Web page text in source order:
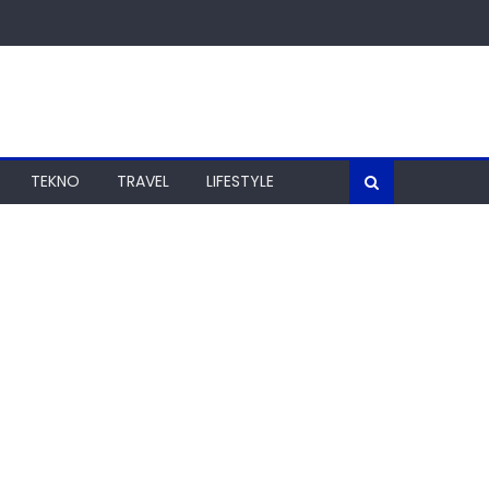
TEKNO TRAVEL LIFESTYLE